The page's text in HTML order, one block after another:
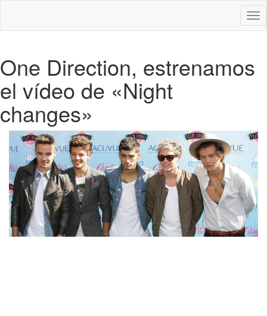
One Direction, estrenamos
el vídeo de «Night
changes»